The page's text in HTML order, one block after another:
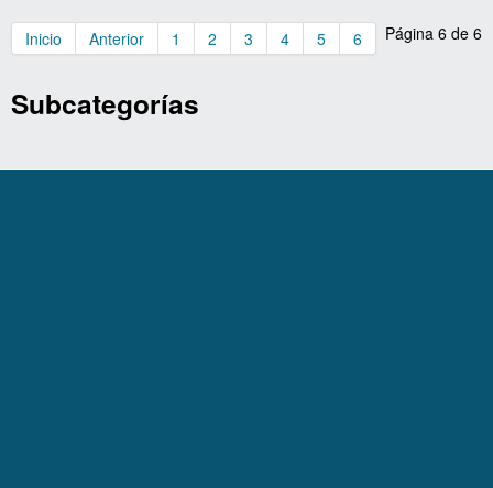
Página 6 de 6
Inicio Anterior 1 2 3 4 5 6
Subcategorías
BALANCES GENERALES
CHEQUES EXPEDIDOS